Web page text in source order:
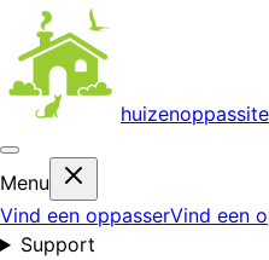
huizenoppas
Menu
Vind een oppasserVind een
Support